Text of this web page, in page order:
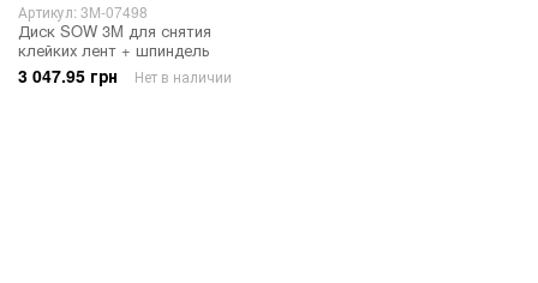
Артикул: 3M-07498
Диск SOW 3M для снятия
клейких лент + шпиндель
3 047.95 грн Нет в наличии